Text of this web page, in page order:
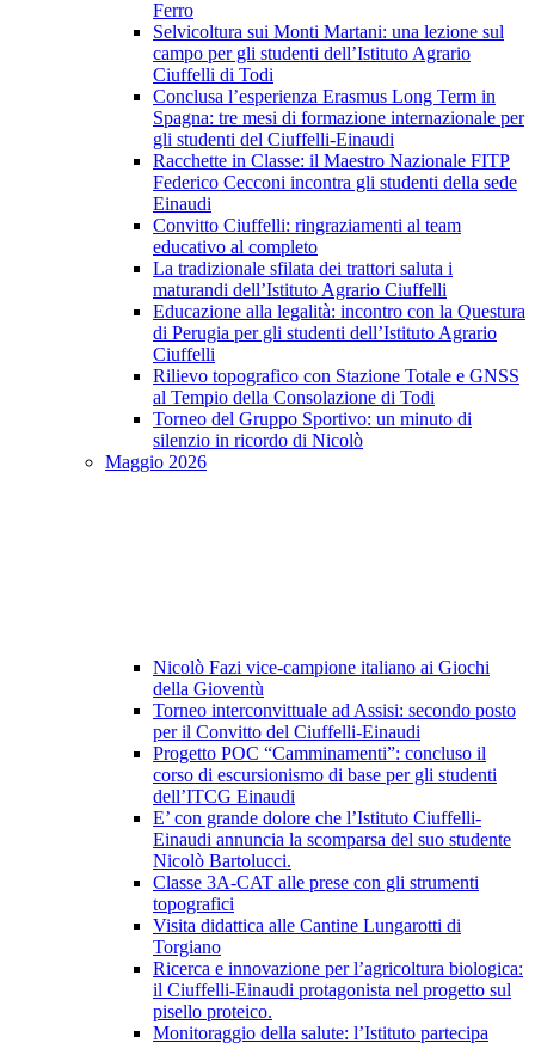
Ferro
Selvicoltura sui Monti Martani: una lezione sul
campo per gli studenti dell’Istituto Agrario
Ciuffelli di Todi
Conclusa l’esperienza Erasmus Long Term in
Spagna: tre mesi di formazione internazionale per
gli studenti del Ciuffelli-Einaudi
Racchette in Classe: il Maestro Nazionale FITP
Federico Cecconi incontra gli studenti della sede
Einaudi
Convitto Ciuffelli: ringraziamenti al team
educativo al completo
La tradizionale sfilata dei trattori saluta i
maturandi dell’Istituto Agrario Ciuffelli
Educazione alla legalità: incontro con la Questura
di Perugia per gli studenti dell’Istituto Agrario
Ciuffelli
Rilievo topografico con Stazione Totale e GNSS
al Tempio della Consolazione di Todi
Torneo del Gruppo Sportivo: un minuto di
silenzio in ricordo di Nicolò
Maggio 2026
Nicolò Fazi vice-campione italiano ai Giochi
della Gioventù
Torneo interconvittuale ad Assisi: secondo posto
per il Convitto del Ciuffelli-Einaudi
Progetto POC “Camminamenti”: concluso il
corso di escursionismo di base per gli studenti
dell’ITCG Einaudi
E’ con grande dolore che l’Istituto Ciuffelli-
Einaudi annuncia la scomparsa del suo studente
Nicolò Bartolucci.
Classe 3A-CAT alle prese con gli strumenti
topografici
Visita didattica alle Cantine Lungarotti di
Torgiano
Ricerca e innovazione per l’agricoltura biologica:
il Ciuffelli-Einaudi protagonista nel progetto sul
pisello proteico.
Monitoraggio della salute: l’Istituto partecipa